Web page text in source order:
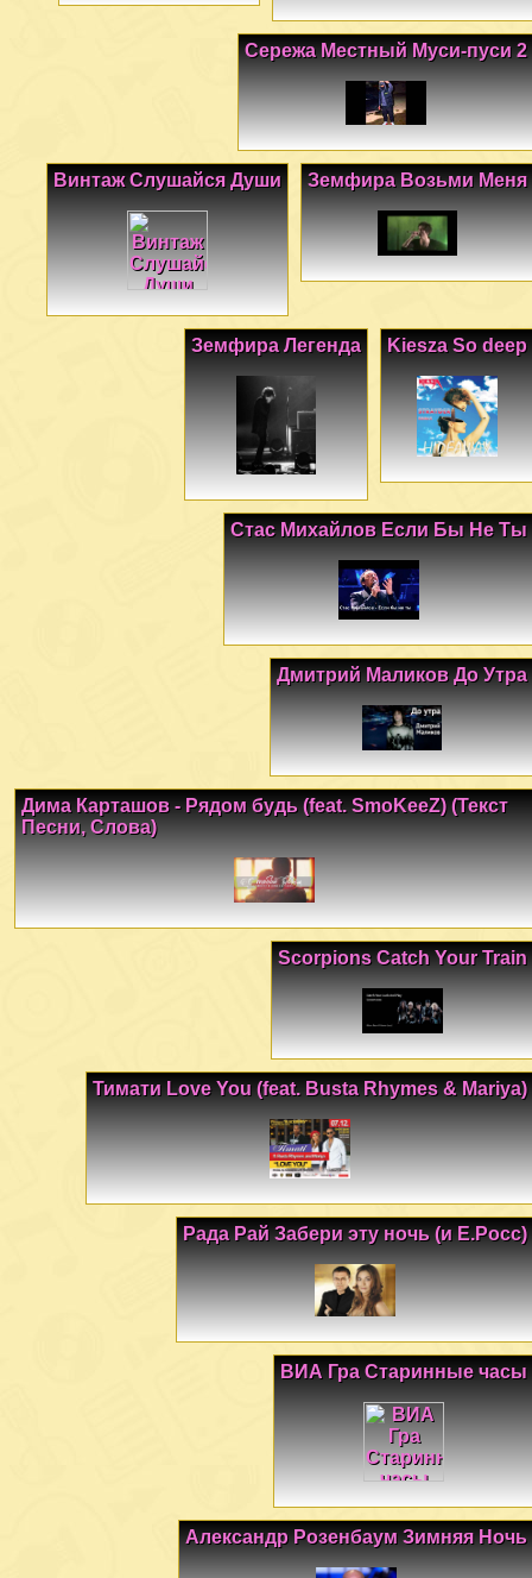
Сережа Местный Муси-пуси 2
Земфира Возьми Меня
Винтаж Слушайся Души
Kiesza So deep
Земфира Легенда
Стас Михайлов Если Бы Не Ты
Дмитрий Маликов До Утра
Дима Карташов - Рядом будь (feat. SmoKeeZ) (Текст
Песни, Слова)
Scorpions Catch Your Train
Тимати Love You (feat. Busta Rhymes & Mariya)
Рада Рай Забери эту ночь (и Е.Росс)
ВИА Гра Старинные часы
Александр Розенбаум Зимняя Ночь